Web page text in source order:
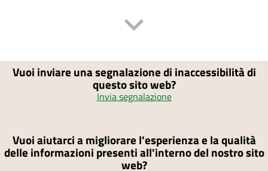
Vuoi inviare una segnalazione di inaccessibilità di
questo sito web?
Invia segnalazione
Vuoi aiutarci a migliorare l'esperienza e la qualità
delle informazioni presenti all'interno del nostro sito
web?